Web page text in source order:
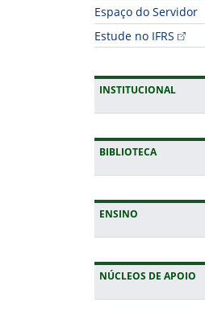
Espaço do Servidor
Estude no IFRS
INSTITUCIONAL
BIBLIOTECA
ENSINO (EXPANDIR
NÚCLEOS DE APOIO